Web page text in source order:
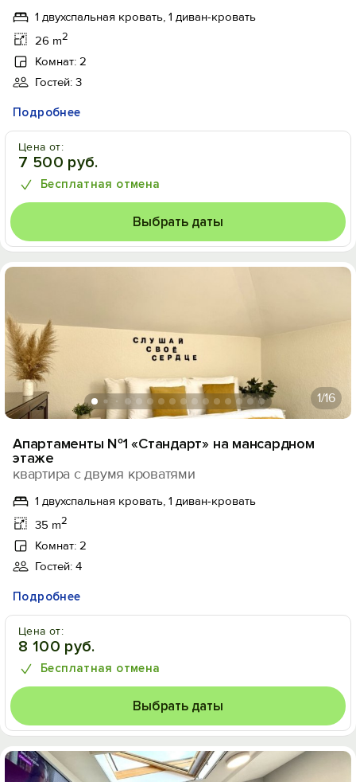
1 двухспальная кровать, 1 диван-кровать
26 m2
Комнат: 2
Гостей: 3
Подробнее
Цена от:
7 500 руб.
Бесплатная отмена
Выбрать даты
1/16
Апартаменты №1 «Стандарт» на мансардном
этаже
квартира с двумя кроватями
1 двухспальная кровать, 1 диван-кровать
35 m2
Комнат: 2
Гостей: 4
Подробнее
Цена от:
8 100 руб.
Бесплатная отмена
Выбрать даты